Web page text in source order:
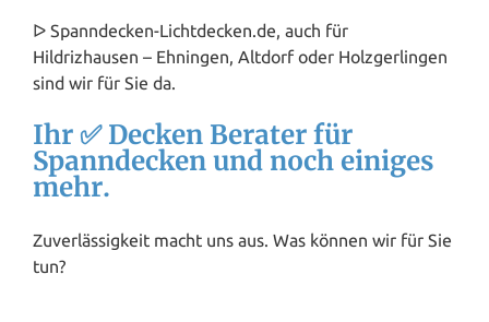
ᐅ Spanndecken-Lichtdecken.de, auch für
Hildrizhausen – Ehningen, Altdorf oder Holzgerlingen
sind wir für Sie da.
Ihr ✅ Decken Berater für
Spanndecken und noch einiges
mehr.
Zuverlässigkeit macht uns aus. Was können wir für Sie
tun?